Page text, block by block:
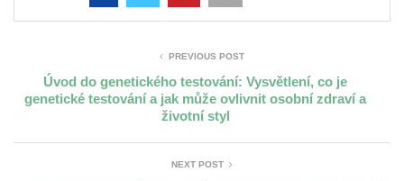
PREVIOUS POST
Úvod do genetického testování: Vysvětlení, co je
genetické testování a jak může ovlivnit osobní zdraví a
životní styl
NEXT POST